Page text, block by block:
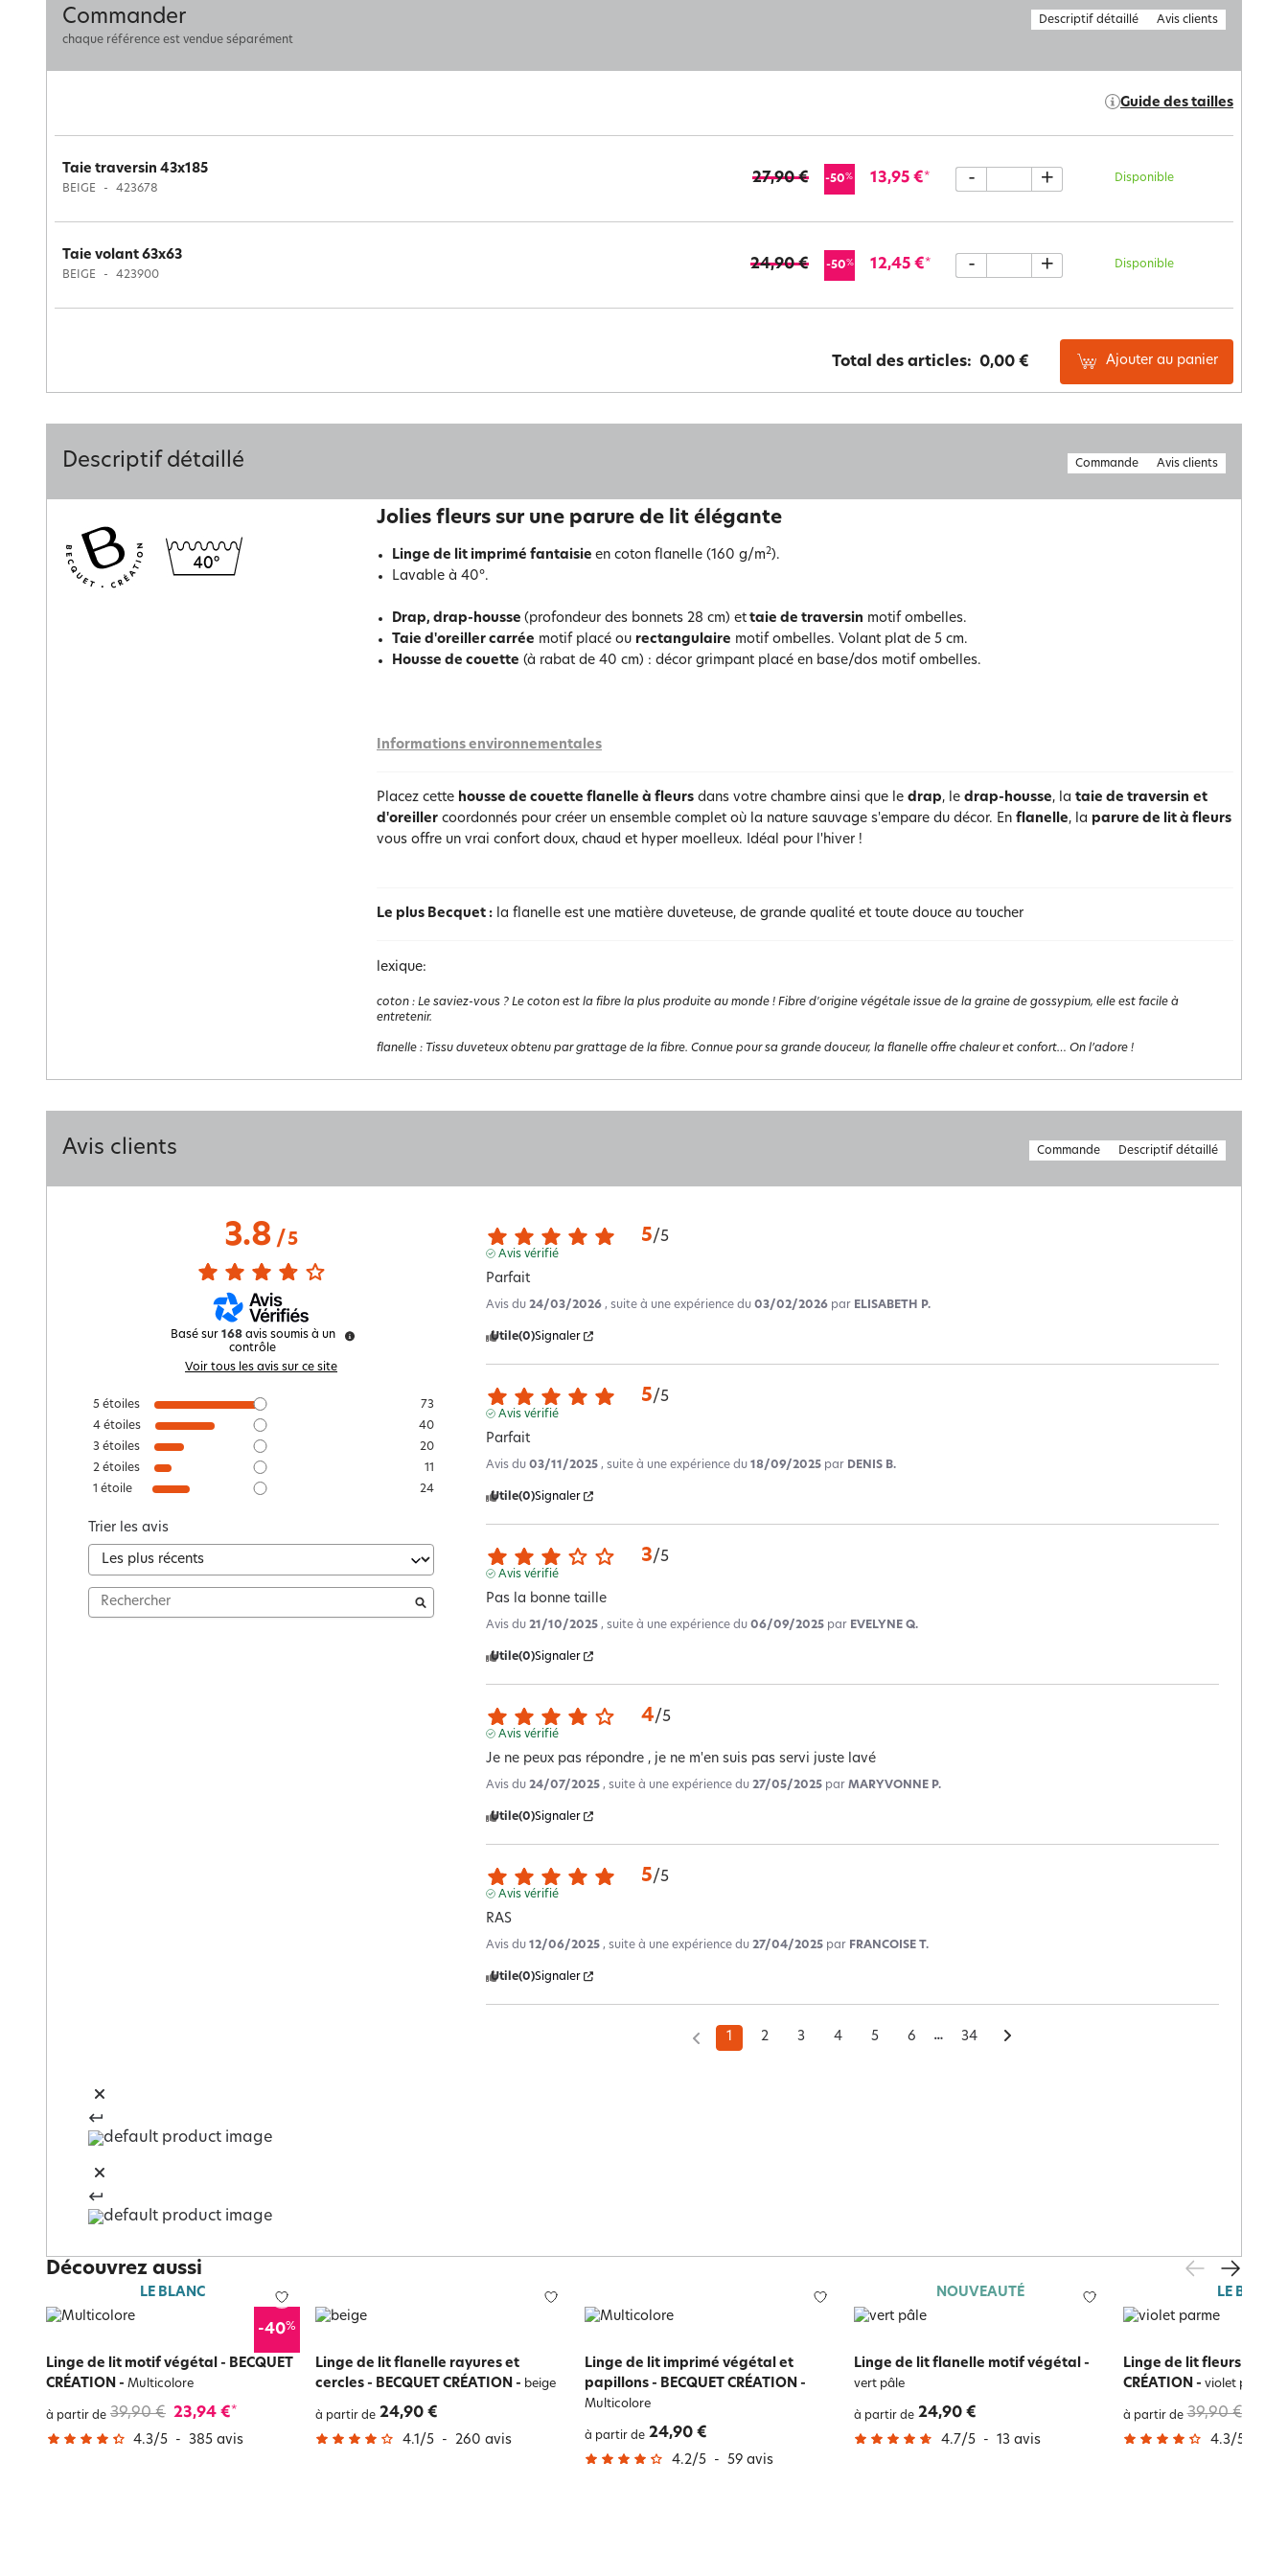
Commander
chaque référence est vendue séparément
Descriptif détaillé Avis clients
Guide des tailles
Taie traversin 43x185
BEIGE 423678
27,90 € -50% 13,95 €* Disponible
- +
Taie volant 63x63
BEIGE 423900
24,90 € -50% 12,45 €* Disponible
- +
Total des articles: 0,00 € Ajouter au panier
Descriptif détaillé Commande Avis clients
Jolies fleurs sur une parure de lit élégante
Linge de lit imprimé fantaisie en coton flanelle (160 g/m2).
Lavable à 40°.
Drap, drap-housse (profondeur des bonnets 28 cm) et taie de traversin motif ombelles.
Taie d'oreiller carrée motif placé ou rectangulaire motif ombelles. Volant plat de 5 cm.
Housse de couette (à rabat de 40 cm) : décor grimpant placé en base/dos motif ombelles.
Informations environnementales
Placez cette housse de couette flanelle à fleurs dans votre chambre ainsi que le drap, le drap-housse, la taie de traversin et
d'oreiller coordonnés pour créer un ensemble complet où la nature sauvage s'empare du décor. En flanelle, la parure de lit à fleurs
vous offre un vrai confort doux, chaud et hyper moelleux. Idéal pour l'hiver !
Le plus Becquet : la flanelle est une matière duveteuse, de grande qualité et toute douce au toucher
lexique:
coton : Le saviez-vous ? Le coton est la fibre la plus produite au monde ! Fibre d'origine végétale issue de la graine de gossypium, elle est facile à
entretenir.
flanelle : Tissu duveteux obtenu par grattage de la fibre. Connue pour sa grande douceur, la flanelle offre chaleur et confort… On l’adore !
Avis clients Commande Descriptif détaillé
3.8/ 5
Basé sur 168 avis soumis à un
contrôle
Voir tous les avis sur ce site
5 étoiles
73
4 étoiles
40
3 étoiles
20
2 étoiles
11
1 étoile 24
Trier les avis
5/5
Avis vérifié
Parfait
Avis du24/03/2026 , suite à une expérience du03/02/2026 par ELISABETH P.
Utile(0)Signaler
5/5
Avis vérifié
Parfait
Avis du03/11/2025 , suite à une expérience du18/09/2025 par DENIS B.
Utile(0)Signaler
3/5
Avis vérifié
Pas la bonne taille
Avis du21/10/2025 , suite à une expérience du06/09/2025 par EVELYNE Q.
Utile(0)Signaler
4/5
Avis vérifié
Je ne peux pas répondre , je ne m'en suis pas servi juste lavé
Avis du24/07/2025 , suite à une expérience du27/05/2025 parMARYVONNE P.
Utile(0)Signaler
5/5
Avis vérifié
RAS
Avis du12/06/2025 , suite à une expérience du27/04/2025 par FRANCOISE T.
Utile(0)Signaler
1 2 3 4 5 6 34
Découvrez aussi
LE BLANC
-40%
Linge de lit motif végétal - BECQUET
CRÉATION - Multicolore
à partir de 39,90 € 23,94 €*
4.3/5 - 385 avis
Linge de lit flanelle rayures et
cercles - BECQUET CRÉATION - beige
à partir de 24,90 €
4.1 /5 - 260 avis
Linge de lit imprimé végétal et
papillons - BECQUET CRÉATION -
Multicolore
à partir de 24,90 €
4.2/5 - 59 avis
NOUVEAUTÉ
Linge de lit flanelle motif végétal -
vert pâle
à partir de 24,90 €
4.7/5 - 13 avis
LE BLANC
Linge de lit fleurs de lys
CRÉATION - violet parme
à partir de 39,90 €
4.3/5